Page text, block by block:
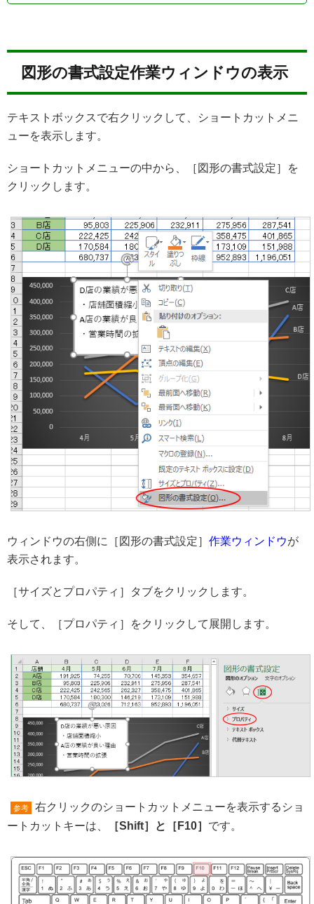
図形の書式設定作業ウィンドウの表示
テキストボックスで右クリックして、ショートカットメニ
ューを表示します。
ショートカットメニューの中から、［図形の書式設定］を
クリックします。
ウィンドウの右側に［図形の書式設定］ 作業ウィンドウが
表示されます。
［サイズとプロパティ］タブをクリックします。
そして、［プロパティ］をクリックして展開します。
参考
右クリックのショートカットメニューを表示するショ
ートカットキーは、
［Shift］と［F10］ です。